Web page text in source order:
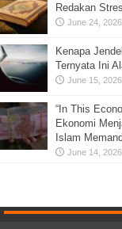
Redakan
June 24, 2026
Kenapa
Ternyata Ini
June 15, 2026
“In This
Ekonomi
Islam
June 14, 2026